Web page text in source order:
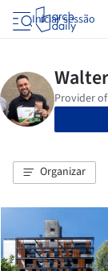
Iniciar sessão
Organizar